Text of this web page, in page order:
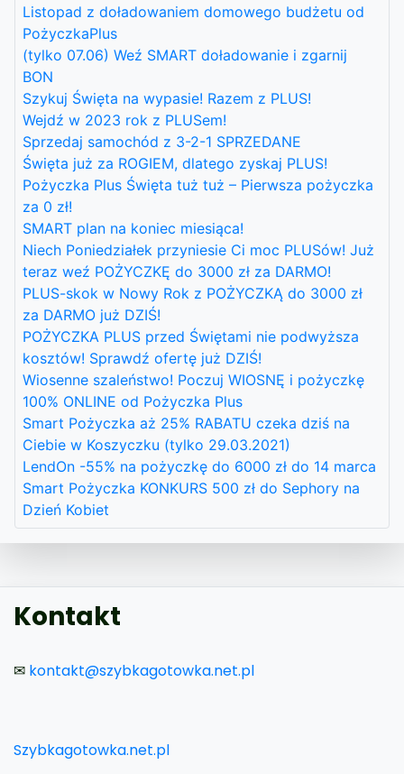
Listopad z doładowaniem domowego budżetu od
PożyczkaPlus
(tylko 07.06) Weź SMART doładowanie i zgarnij
BON
Szykuj Święta na wypasie! Razem z PLUS!
Wejdź w 2023 rok z PLUSem!
Sprzedaj samochód z 3-2-1 SPRZEDANE
Święta już za ROGIEM, dlatego zyskaj PLUS!
Pożyczka Plus Święta tuż tuż – Pierwsza pożyczka
za 0 zł!
SMART plan na koniec miesiąca!
Niech Poniedziałek przyniesie Ci moc PLUSów! Już
teraz weź POŻYCZKĘ do 3000 zł za DARMO!
PLUS-skok w Nowy Rok z POŻYCZKĄ do 3000 zł
za DARMO już DZIŚ!
POŻYCZKA PLUS przed Świętami nie podwyższa
kosztów! Sprawdź ofertę już DZIŚ!
Wiosenne szaleństwo! Poczuj WIOSNĘ i pożyczkę
100% ONLINE od Pożyczka Plus
Smart Pożyczka aż 25% RABATU czeka dziś na
Ciebie w Koszyczku (tylko 29.03.2021)
LendOn -55% na pożyczkę do 6000 zł do 14 marca
Smart Pożyczka KONKURS 500 zł do Sephory na
Dzień Kobiet
Kontakt
✉ kontakt@szybkagotowka.net.pl
Szybkagotowka.net.pl